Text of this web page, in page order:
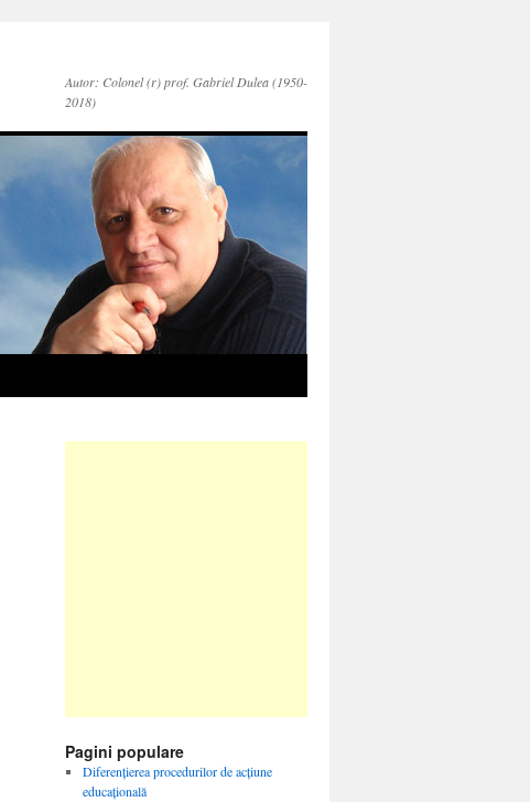
Autor: Colonel (r) prof. Gabriel Dulea (1950-
2018)
Pagini populare
Diferenţierea procedurilor de acţiune
educaţională